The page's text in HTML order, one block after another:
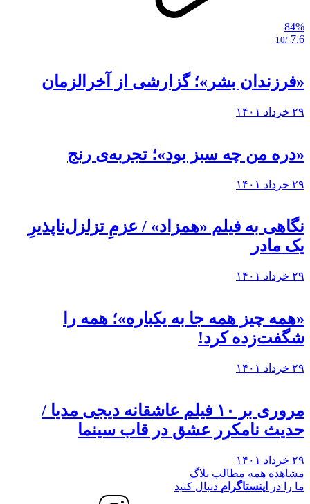
84%
7.6
/10
«فرزندان بشر»؛ گزارشی از آخرالزمان
۲۹ خرداد ۱۴۰۱
«دره من چه سبز بود»؛ تجربه‌ی رنج
۲۹ خرداد ۱۴۰۱
نگاهی به فيلم «همزاد» / عزمِ تزلزل‌ناپذیرِ
یک مادر
۲۹ خرداد ۱۴۰۱
«همه چیز همه جا به یکباره»؛ همه را
شگفت‌زده کرد!
۲۹ خرداد ۱۴۰۱
مروری بر ۱۰ فیلم عاشقانه دیجی مدیا /
حدیث نامکرر عشق در قاب سینما
۲۹ خرداد ۱۴۰۱
مشاهده همه مطالب بلاگ
ما را در
اینستاگرام دنبال کنید